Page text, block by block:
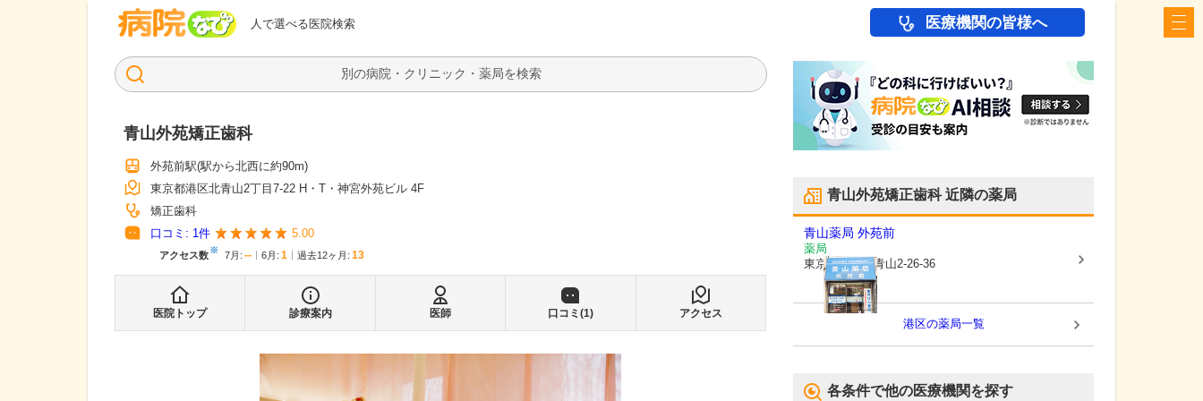
人で選べる医院検索
病院なび 医療機関の皆様へ
検索
青山外苑矯正歯科
外苑前駅(駅から北西に約90m)
東京都港区北青山2丁目7-22 H・T・神宮外苑ビル 4F
矯正歯科
口コミ: 1件 5.00
アクセス数※ 7月 : -- 6月 : 1 過去12ヶ月: 13
医院トップ 診療案内 医師 口コミ(1) アクセス
青山外苑矯正歯科近隣の薬局
青山薬局 外苑前
薬局
東京都港区南青山2-26-36
港区の薬局一覧
各条件で他の医療機関を探す